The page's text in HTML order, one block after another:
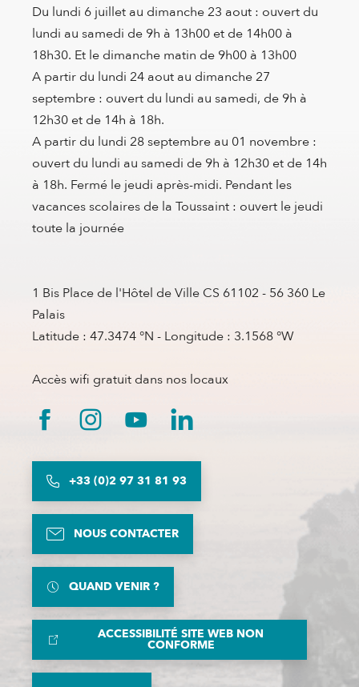
Du lundi 6 juillet au dimanche 23 aout : ouvert du
lundi au samedi de 9h à 13h00 et de 14h00 à
18h30. Et le dimanche matin de 9h00 à 13h00
A partir du lundi 24 aout au dimanche 27
septembre : ouvert du lundi au samedi, de 9h à
12h30 et de 14h à 18h.
A partir du lundi 28 septembre au 01 novembre :
ouvert du lundi au samedi de 9h à 12h30 et de 14h
à 18h. Fermé le jeudi après-midi. Pendant les
vacances scolaires de la Toussaint : ouvert le jeudi
toute la journée
1 Bis Place de l'Hôtel de Ville CS 61102 - 56 360 Le
Palais
Latitude : 47.3474 °N - Longitude : 3.1568 °W
Accès wifi gratuit dans nos locaux
+33 (0)2 97 31 81 93
NOUS CONTACTER
QUAND VENIR ?
ACCESSIBILITÉ SITE WEB NON
CONFORME